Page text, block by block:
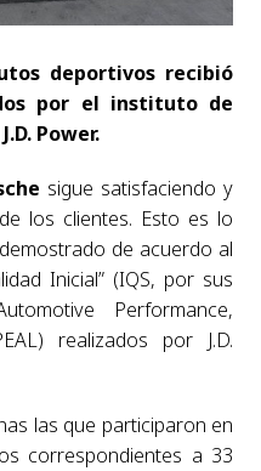
deportivos recibió
por el instituto de
Power.
sigue satisfaciendo y
los clientes. Esto es lo
de acuerdo al
Inicial” (IQS, por sus
Performance,
realizados por J.D.
las que participaron en
correspondientes a 33